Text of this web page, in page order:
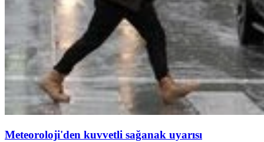
Meteoroloji'den kuvvetli sağanak uyarısı